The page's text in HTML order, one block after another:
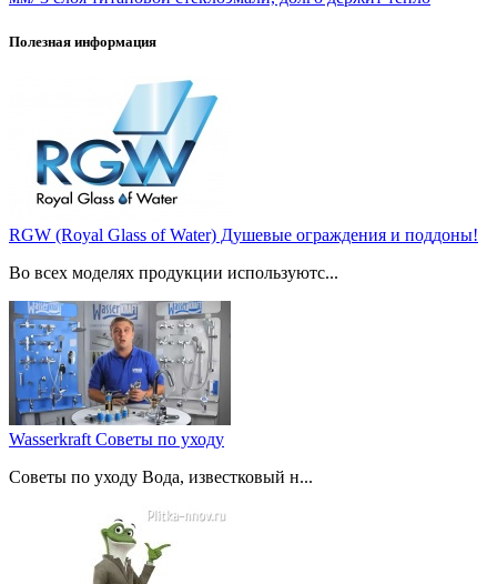
Полезная информация
RGW (Royal Glass of Water) Душевые ограждения и поддоны!
Во всех моделях продукции используютс...
Wasserkraft Советы по уходу
Советы по уходу Вода, известковый н...